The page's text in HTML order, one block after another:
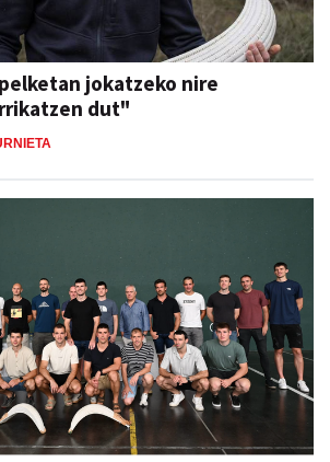
jokatzeko nire
dut"